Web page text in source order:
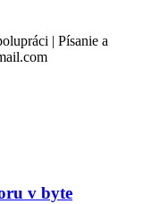
| Písanie a
v byte